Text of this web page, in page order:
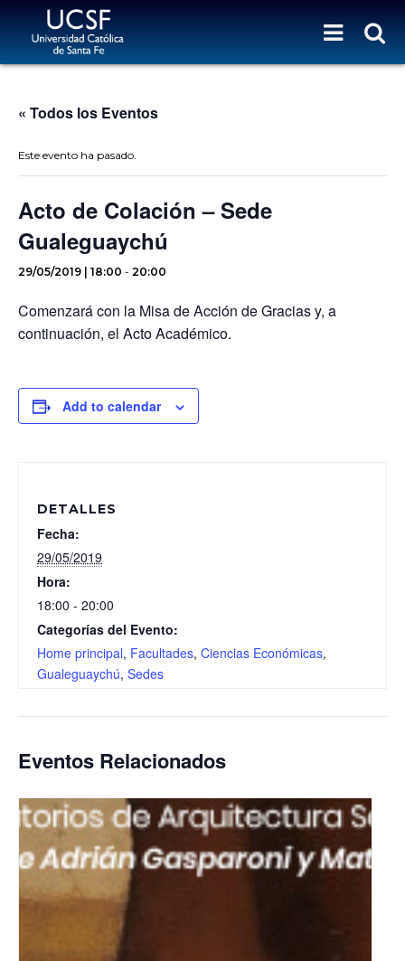
« Todos los Eventos
Este evento ha pasado.
Acto de Colación – Sede
Gualeguaychú
29/05/2019 | 18:00 - 20:00
Comenzará con la Misa de Acción de Gracias y, a
continuación, el Acto Académico.
Add to calendar
DETALLES
Fecha:
29/05/2019
Hora:
18:00 - 20:00
Categorías del Evento:
Home principal, Facultades, Ciencias Económicas,
Gualeguaychú, Sedes
Eventos Relacionados